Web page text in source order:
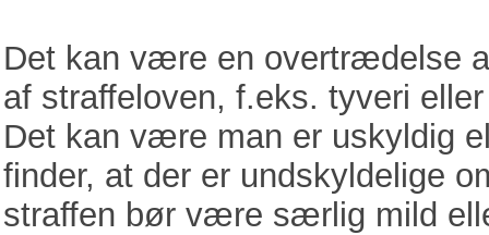
Det kan være en overtrædelse
af straffeloven, f.eks. tyveri
Det kan være man er uskyldig
finder, at der er undskyldelige
straffen bør være særlig mild